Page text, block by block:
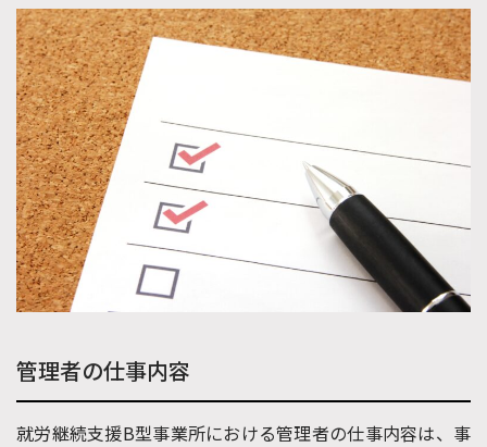
管理者の仕事内容
就労継続支援B型事業所における管理者の仕事内容は、事